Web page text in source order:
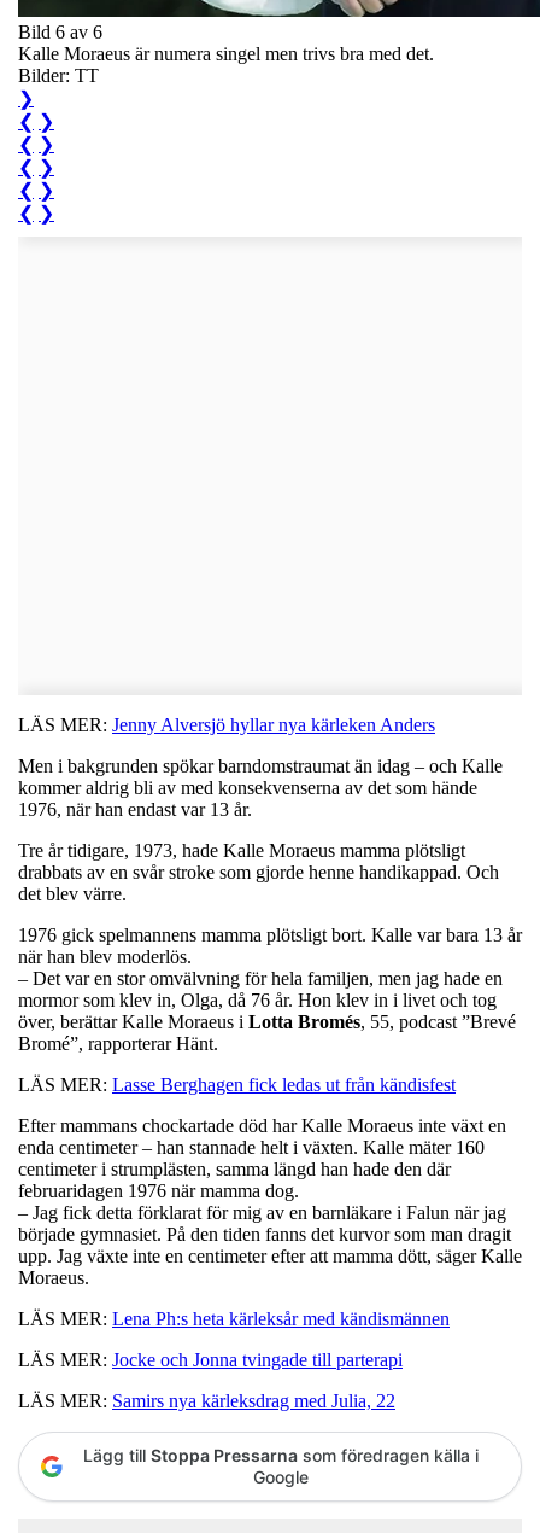
Bild 6 av 6
Kalle Moraeus är numera singel men trivs bra med det.
Bilder: TT
❯
❮ ❯
❮ ❯
❮ ❯
❮ ❯
❮ ❯
LÄS MER: Jenny Alversjö hyllar nya kärleken Anders
Men i bakgrunden spökar barndomstraumat än idag – och Kalle
kommer aldrig bli av med konsekvenserna av det som hände
1976, när han endast var 13 år.
Tre år tidigare, 1973, hade Kalle Moraeus mamma plötsligt
drabbats av en svår stroke som gjorde henne handikappad. Och
det blev värre.
1976 gick spelmannens mamma plötsligt bort. Kalle var bara 13 år
när han blev moderlös.
– Det var en stor omvälvning för hela familjen, men jag hade en
mormor som klev in, Olga, då 76 år. Hon klev in i livet och tog
över, berättar Kalle Moraeus i Lotta Bromés, 55, podcast ”Brevé
Bromé”, rapporterar Hänt.
LÄS MER: Lasse Berghagen fick ledas ut från kändisfest
Efter mammans chockartade död har Kalle Moraeus inte växt en
enda centimeter – han stannade helt i växten. Kalle mäter 160
centimeter i strumplästen, samma längd han hade den där
februaridagen 1976 när mamma dog.
– Jag fick detta förklarat för mig av en barnläkare i Falun när jag
började gymnasiet. På den tiden fanns det kurvor som man dragit
upp. Jag växte inte en centimeter efter att mamma dött, säger Kalle
Moraeus.
LÄS MER: Lena Ph:s heta kärleksår med kändismännen
LÄS MER: Jocke och Jonna tvingade till parterapi
LÄS MER: Samirs nya kärleksdrag med Julia, 22
Lägg till Stoppa Pressarna som föredragen källa i
Google